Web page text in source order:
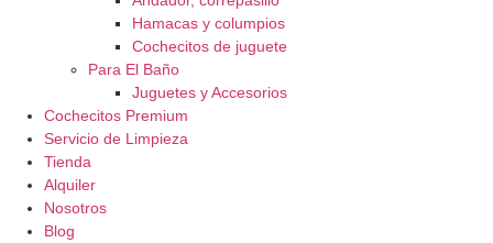
Hamacas y columpios
Cochecitos de juguete
Para El Baño
Juguetes y Accesorios
Cochecitos Premium
Servicio de Limpieza
Tienda
Alquiler
Nosotros
Blog